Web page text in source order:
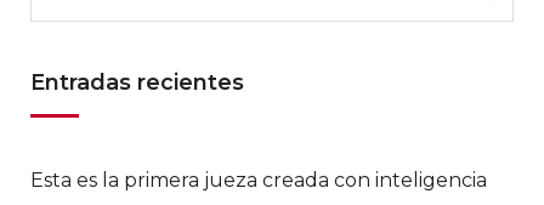
Entradas recientes
Esta es la primera jueza creada con inteligencia